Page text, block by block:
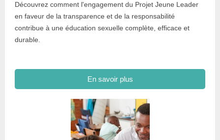
Découvrez comment l'engagement du Projet Jeune Leader
en faveur de la transparence et de la responsabilité
contribue à une éducation sexuelle complète, efficace et
durable.
En savoir plus